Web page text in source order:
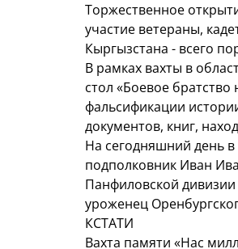
Торжественное
участие ветераны,
Кыргызстана - всего
В рамках вахты в
стол «Боевое
фальсификации
документов, книг,
На сегодняшний день
подполковник Иван
Панфиловской дивизии
уроженец
КСТАТИ
Вахта памяти «Нас